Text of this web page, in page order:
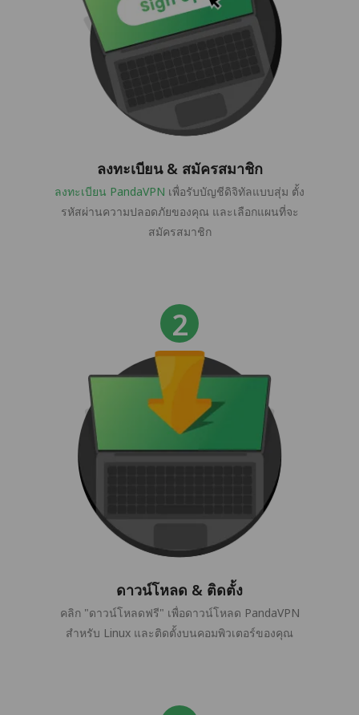
ลงทะเบียน & สมัครสมาชิก
ลงทะเบียน PandaVPN เพื่อรับบัญชีดิจิทัลแบบสุ่ม ตั้ง
รหัสผ่านความปลอดภัยของคุณ และเลือกแผนที่จะ
สมัครสมาชิก
ดาวน์โหลด & ติดตั้ง
คลิก "ดาวน์โหลดฟรี" เพื่อดาวน์โหลด PandaVPN
สำหรับ Linux และติดตั้งบนคอมพิวเตอร์ของคุณ